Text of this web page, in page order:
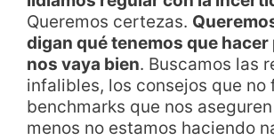
Queremos certezas.
digan qué tenemos que hacer
nos vaya bien. Buscamos las
infalibles, los consejos que no
benchmarks que nos
menos no estamos haciendo